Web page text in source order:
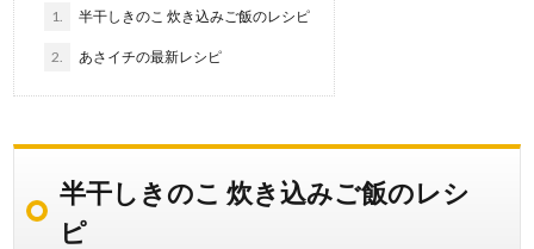
1. 半干しきのこ 炊き込みご飯のレシピ
2. あさイチの最新レシピ
半干しきのこ 炊き込みご飯のレシ
ピ